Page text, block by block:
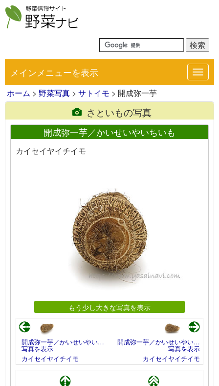
メインメニューを表示
ホーム > 野菜写真 > サトイモ > 開成弥一芋
さといもの写真
開成弥一芋／かいせいやいちいも
カイセイヤイチイモ
もう少し大きな写真を表示
開成弥一芋／かいせいやい…
写真を表示
カイセイヤイチイモ
開成弥一芋／かいせいやい…
写真を表示
カイセイヤイチイモ